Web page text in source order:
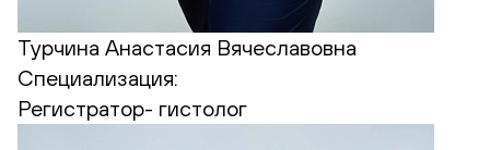
Турчина Анастасия Вячеславовна
Специализация:
Регистратор- гистолог